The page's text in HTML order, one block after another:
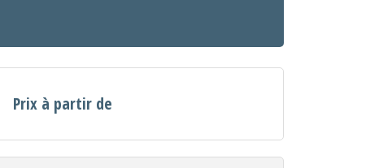
Prix à partir de